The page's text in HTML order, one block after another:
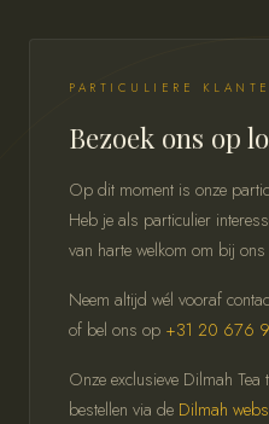
PARTICULIERE
Bezoek ons op
Op dit moment is onze
Heb je als particulier
van harte welkom om bij
Neem altijd wél vooraf
of bel ons op +31 20 676
Onze exclusieve Dilmah
bestellen via de Dilmah